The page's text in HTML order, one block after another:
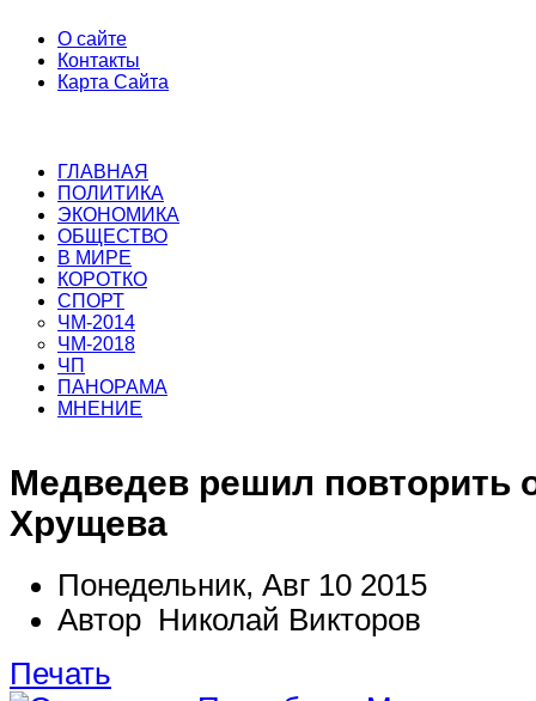
О сайте
Контакты
Карта Сайта
ГЛАВНАЯ
ПОЛИТИКА
ЭКОНОМИКА
ОБЩЕСТВО
В МИРЕ
КОРОТКО
СПОРТ
ЧМ-2014
ЧМ-2018
ЧП
ПАНОРАМА
МНЕНИЕ
Медведев решил повторить
Хрущева
Понедельник, Авг 10 2015
Автор Николай Викторов
Печать